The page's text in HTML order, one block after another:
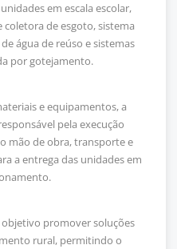
em escala escolar,
de esgoto, sistema
água de reúso e sistemas
por gotejamento.
e equipamentos, a
pela execução
mão de obra, transporte e
a entrega das unidades em
objetivo promover soluções
rural, permitindo o